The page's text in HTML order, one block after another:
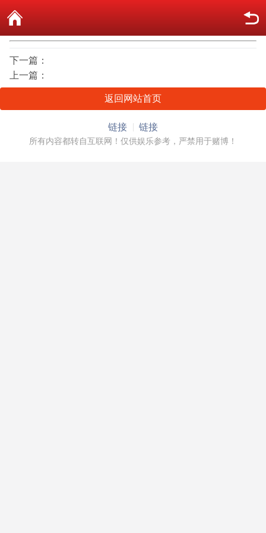
下一篇：
上一篇：
返回网站首页
链接 链接
所有内容都转自互联网！仅供娱乐参考，严禁用于赌博！